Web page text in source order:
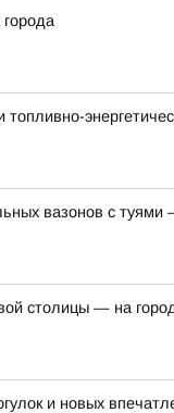
вазонов с
столицы — на
и новых